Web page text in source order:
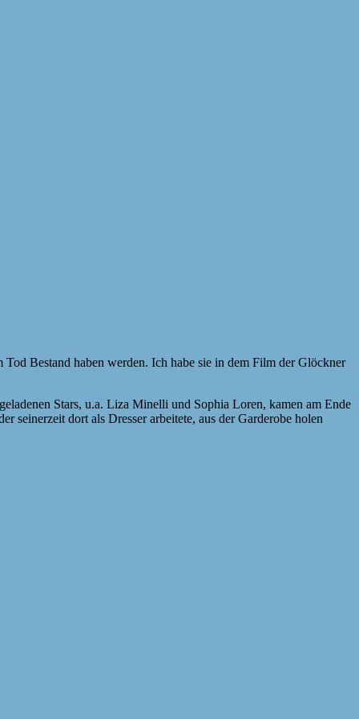
Bestand haben werden. Ich habe sie in dem Film der Glöckner
Stars, u.a. Liza Minelli und Sophia Loren, kamen am Ende
seinerzeit dort als Dresser arbeitete, aus der Garderobe holen